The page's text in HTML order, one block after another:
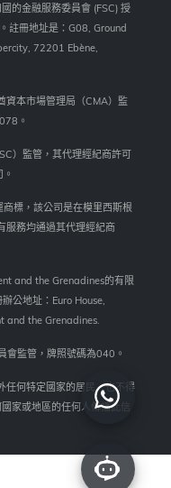
的金融服務委員會 (FSC) 授
註冊地址是：G08, Ground
72201 Ebène,
資本市場管理局（CMA）監
。
）監管，其代理經紀商許可
標，該公司是在模里西斯根
服務均通過其代理經紀商
and the Grenadines的有限
公地址：Euro House,
and the Grenadines.
會監管，牌照號碼為040。
任何特定國家的居民，也不得
家或地區的任何人傳播此信